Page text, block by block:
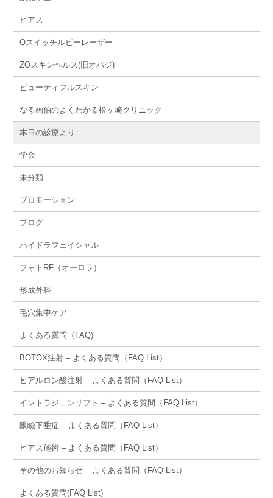
ピアス
Qスイッチルビーレーザー
ZOスキンヘルス(旧オバジ)
ビューティフルスキン
なる画伯のよくわかる松ヶ崎クリニック
本日の診療より
学会
未分類
プロモーション
ブログ
ハイドラフェイシャル
フォトRF（オーロラ）
形成外科
毛穴集中ケア
よくある質問（FAQ)
BOTOX注射 – よくある質問（FAQ List）
ヒアルロン酸注射 – よくある質問（FAQ List）
イントラジェンリフト – よくある質問（FAQ List）
眼瞼下垂症 – よくある質問（FAQ List）
ピアス施術 – よくある質問（FAQ List）
その他のお知らせ – よくある質問（FAQ List）
よくある質問(FAQ List)